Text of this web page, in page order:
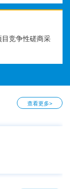
竞争性磋商采
查看更多>